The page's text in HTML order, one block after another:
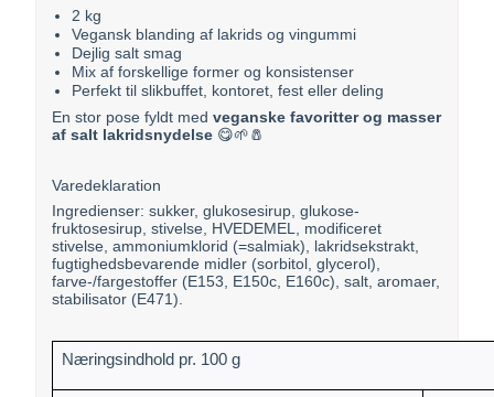
2 kg
Vegansk blanding af lakrids og vingummi
Dejlig salt smag
Mix af forskellige former og konsistenser
Perfekt til slikbuffet, kontoret, fest eller deling
En stor pose fyldt medveganske favoritter og masser
af salt lakridsnydelse 😋🌱🧂
Varedeklaration
Ingredienser: sukker, glukosesirup, glukose-
fruktosesirup, stivelse, HVEDEMEL, modificeret
stivelse, ammoniumklorid (=salmiak), lakridsekstrakt,
fugtighedsbevarende midler (sorbitol, glycerol),
farve-/fargestoffer (E153, E150c, E160c), salt, aromaer,
stabilisator (E471).
Næringsindhold pr. 100 g